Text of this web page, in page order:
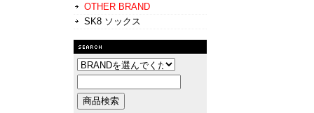
OTHER BRAND
SK8 ソックス